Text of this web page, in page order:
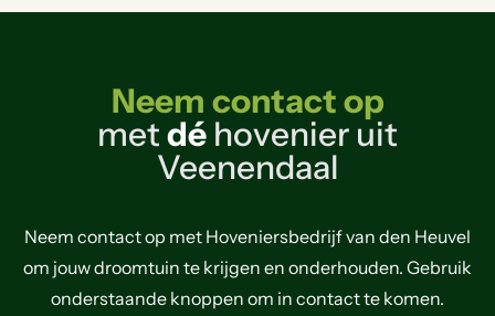
Neem contact op
metdé hovenier uit
Veenendaal
Neem contact op met Hoveniersbedrijf van den Heuvel
om jouw droomtuin te krijgen en onderhouden. Gebruik
onderstaande knoppen om in contact te komen.